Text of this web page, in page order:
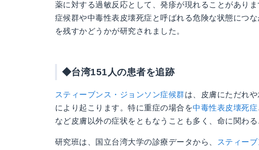
薬に対する過敏反応として、発疹が現れることがあり
症候群や中毒性表皮壊死症と呼ばれる危険な状態につ
を残すかどうかが研究されました。
◆台湾151人の患者を追跡
スティーブンス・ジョンソン症候群は、皮膚にただれ
により起こります。特に重症の場合を中毒性表皮壊死症
など皮膚以外の症状をともなうことも多く、命に関わる
研究班は、国立台湾大学の診療データから、 スティー